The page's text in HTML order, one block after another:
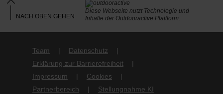
Diese Webseite nutzt Technologie und
Inhalte der Outdooractive Plattform.
Team
Datenschutz
Erklärung zur Barrierefreiheit
Impressum
Cookies
Partnerbereich
Stellungnahme KI
NACH OBEN GEHEN